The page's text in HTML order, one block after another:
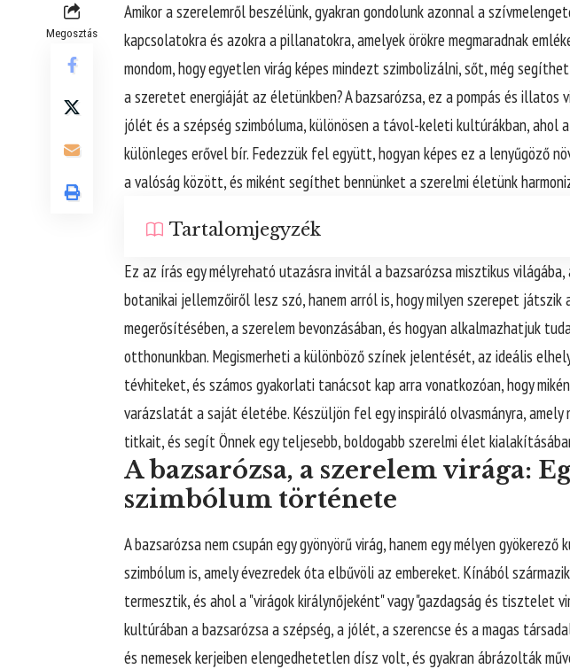
Megosztás
Amikor a szerelemről beszélünk, gyakran gondolunk azonnal a
kapcsolatokra és azokra a pillanatokra, amelyek örökre megmaradnak
mondom, hogy egyetlen virág képes mindezt szimbolizálni, sőt, még
a szeretet energiáját az életünkben? A bazsarózsa, ez a pompás és illatos
jólét és a szépség szimbóluma, különösen a távol-keleti kultúrákban, ahol
különleges erővel bír. Fedezzük fel együtt, hogyan képes ez a lenyűgöző
a valóság között, és miként segíthet bennünket a szerelmi életünk
Tartalomjegyzék
Ez az írás egy mélyreható utazásra invitál a bazsarózsa misztikus világába,
botanikai jellemzőiről lesz szó, hanem arról is, hogy milyen szerepet játszik
megerősítésében, a szerelem bevonzásában, és hogyan alkalmazhatjuk
otthonunkban. Megismerheti a különböző színek jelentését, az ideális
tévhiteket, és számos gyakorlati tanácsot kap arra vonatkozóan, hogy
varázslatát a saját életébe. Készüljön fel egy inspiráló olvasmányra,
titkait, és segít Önnek egy teljesebb, boldogabb szerelmi élet
A bazsarózsa, a szerelem virága:
szimbólum története
A bazsarózsa nem csupán egy gyönyörű virág, hanem egy mélyen
szimbólum is, amely évezredek óta elbűvöli az embereket. Kínából
termesztik, és ahol a "virágok királynőjeként" vagy "gazdagság és tisztelet
kultúrában a bazsarózsa a szépség, a jólét, a szerencse és a magas
és nemesek kerjeiben elengedhetetlen dísz volt, és gyakran ábrázolták